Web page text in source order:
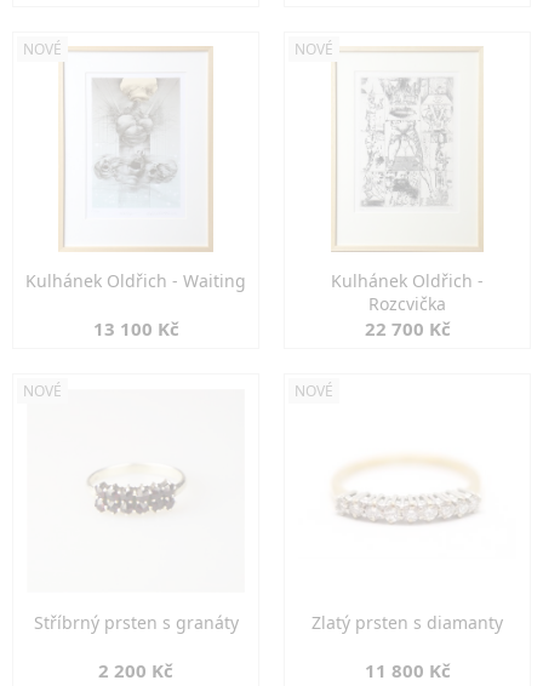
NOVÉ
Kulhánek Oldřich - Waiting
13 100 Kč
NOVÉ
Kulhánek Oldřich -
Rozcvička
22 700 Kč
NOVÉ
Stříbrný prsten s granáty
2 200 Kč
NOVÉ
Zlatý prsten s diamanty
11 800 Kč